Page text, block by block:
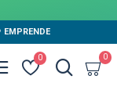
EMPRENDE
0 0